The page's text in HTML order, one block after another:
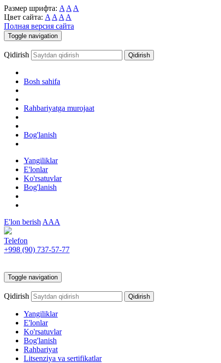
Размер шрифта: A A A
Цвет сайта: A A A A
Полная версия сайта
Toggle navigation
Qidirish
Bosh sahifa
Rahbariyatga murojaat
Bog'lanish
Yangiliklar
E'lonlar
Ko'rsatuvlar
Bog'lanish
E'lon berish AAA
Telefon
+998 (90) 737-57-77
Toggle navigation
Qidirish
Yangiliklar
E'lonlar
Ko'rsatuvlar
Bog'lanish
Rahbariyat
Litsenziya va sertifikatlar